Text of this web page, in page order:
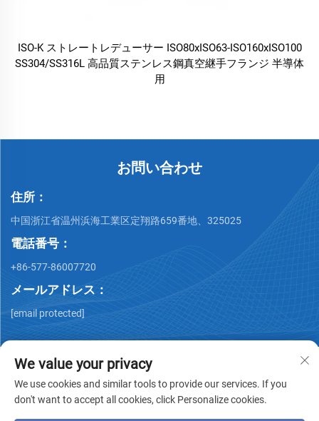
ISO-K ストレートレデューサー ISO80xISO63-ISO160xISO100
SS304/SS316L 高品質ステンレス鋼真空継手フランジ 半導体
用
お問い合わせ
住所：
中国浙江省温州浜海工業区定翔路659番地、325025
電話番号：
+86-577-86007720
メールアドレス：
[email protected]
We value your privacy
We use cookies and similar tools to provide our services. If you
don't want to accept all cookies, click Personalize cookies.